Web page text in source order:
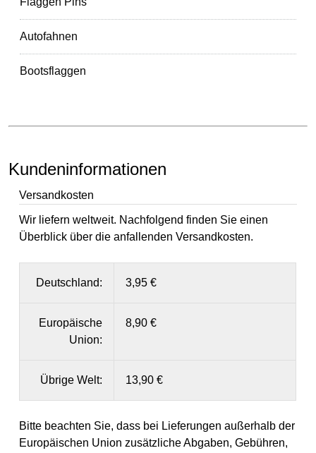
Autofahnen
Bootsflaggen
Kundeninformationen
Versandkosten
Wir liefern weltweit. Nachfolgend finden Sie einen
Überblick über die anfallenden Versandkosten.
Deutschland: 3,95 €
Europäische
Union:
8,90 €
Übrige Welt: 13,90 €
Bitte beachten Sie, dass bei Lieferungen außerhalb der
Europäischen Union zusätzliche Abgaben, Gebühren,